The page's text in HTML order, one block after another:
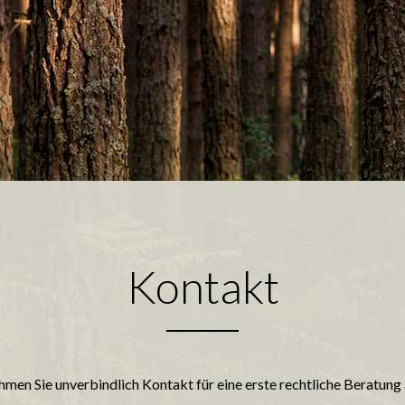
Kontakt
Sie unverbindlich Kontakt für eine erste rechtliche Beratung